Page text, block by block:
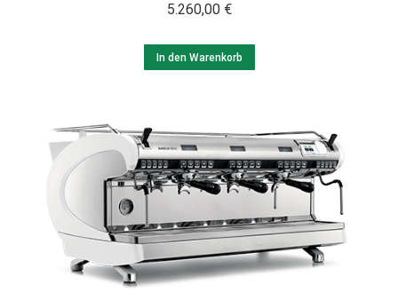
5.260,00 €
In den Warenkorb